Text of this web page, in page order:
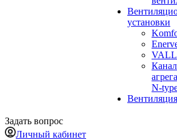
установки
N-
Задать вопрос
Личный кабинет